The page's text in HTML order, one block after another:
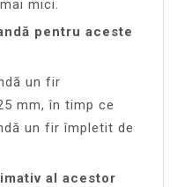
mici.
pentru aceste
un fir
mm, în timp ce
un fir împletit de
al acestor